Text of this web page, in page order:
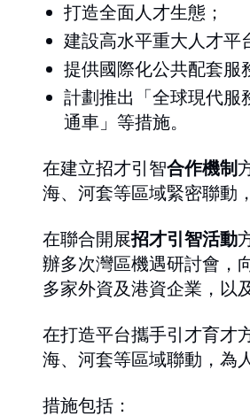
打造全面人才生態；
建設高水平重大人才平
提供國際化公共配套服
計劃推出「全球現代服
通車」等措施。
在建立招才引智合作機制
海、河套等區域緊密聯動
在聯合開展招才引智活動
辦多次灣區機遇研討會，
多家外資及港資企業，以
在打造平台攜手引才育才
海、河套等區域聯動，為
措施包括：